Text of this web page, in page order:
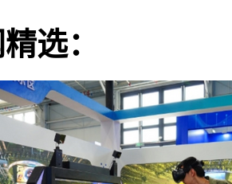
选：